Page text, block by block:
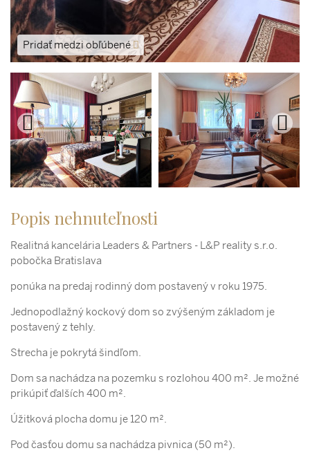
Pridať medzi obľúbené
Popis nehnuteľnosti
Realitná kancelária Leaders & Partners - L&P reality s.r.o.
pobočka Bratislava
ponúka na predaj rodinný dom postavený v roku 1975.
Jednopodlažný kockový dom so zvýšeným základom je
postavený z tehly.
Strecha je pokrytá šindľom.
Dom sa nachádza na pozemku s rozlohou 400 m². Je možné
prikúpiť ďalších 400 m².
Úžitková plocha domu je 120 m².
Pod časťou domu sa nachádza pivnica (50 m²).